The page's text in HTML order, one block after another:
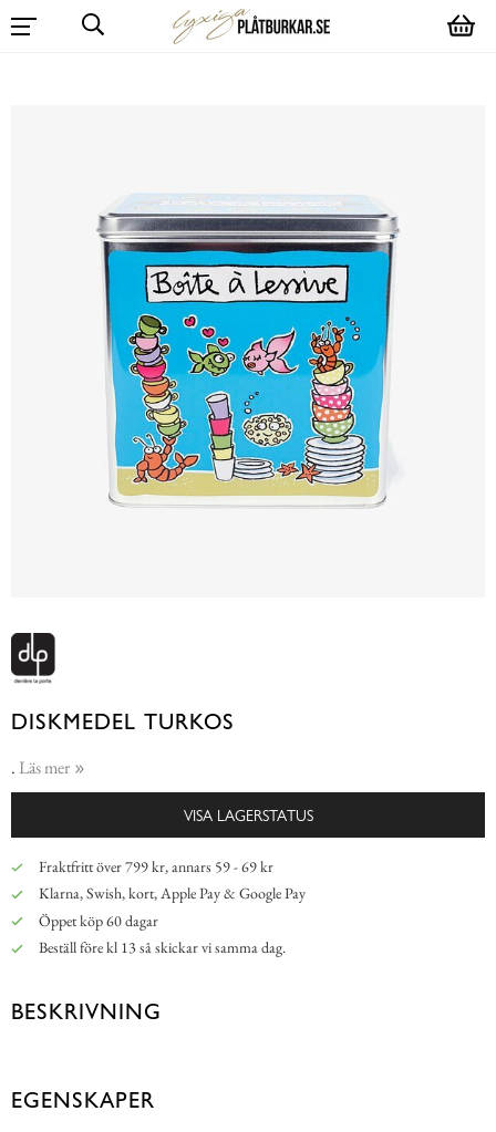
DISKMEDEL TURKOS
. Läs mer
VISA LAGERSTATUS
Fraktfritt över 799 kr, annars 59 - 69 kr
Klarna, Swish, kort, Apple Pay & Google Pay
Öppet köp 60 dagar
Beställ före kl 13 så skickar vi samma dag.
BESKRIVNING
EGENSKAPER